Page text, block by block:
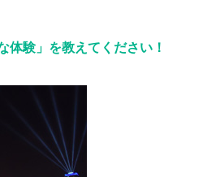
体験」を教えてください！